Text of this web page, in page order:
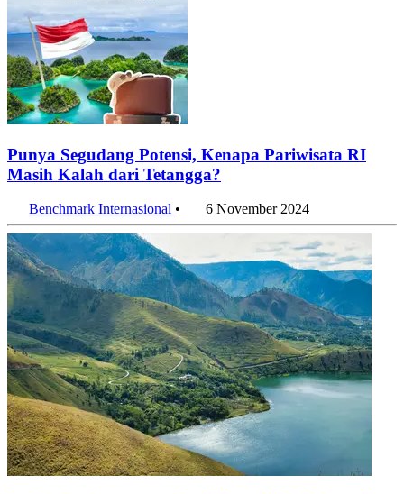
Punya Segudang Potensi, Kenapa Pariwisata RI
Masih Kalah dari Tetangga?
Benchmark Internasional • 6 November 2024